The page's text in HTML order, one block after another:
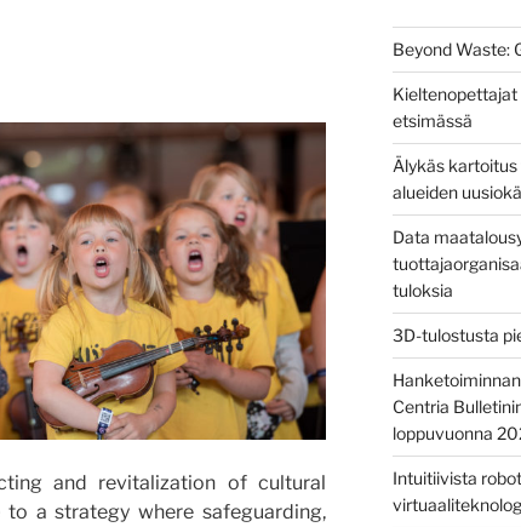
and revitalization of cultural
a strategy where safeguarding,
Beyond Waste:
Kieltenopettajat
etsimässä
Älykäs
alueiden
Data
tuloksia
3D-tulostusta
Centria
loppuvuonna
Intuitiivista